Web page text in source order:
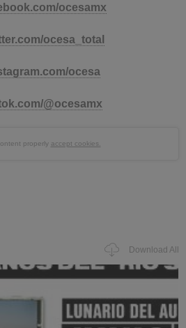
ocesamx
ocesa_total
ocesa
@ocesamx
properly accept cookies.
Download All